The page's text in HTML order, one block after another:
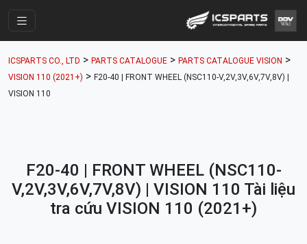
Cửa Hàng
Tài khoản
ICSPARTS CO., LTD > PARTS CATALOGUE > PARTS CATALOGUE VISION >
VISION 110 (2021+) > F20-40 | FRONT WHEEL (NSC110-V,2V,3V,6V,7V,8V) |
VISION 110
F20-40 | FRONT WHEEL (NSC110-
V,2V,3V,6V,7V,8V) | VISION 110 Tài liệu
tra cứu VISION 110 (2021+)